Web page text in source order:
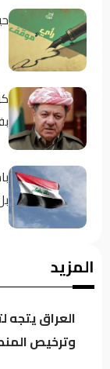
المزيد
العراق يتجه
وترخيص